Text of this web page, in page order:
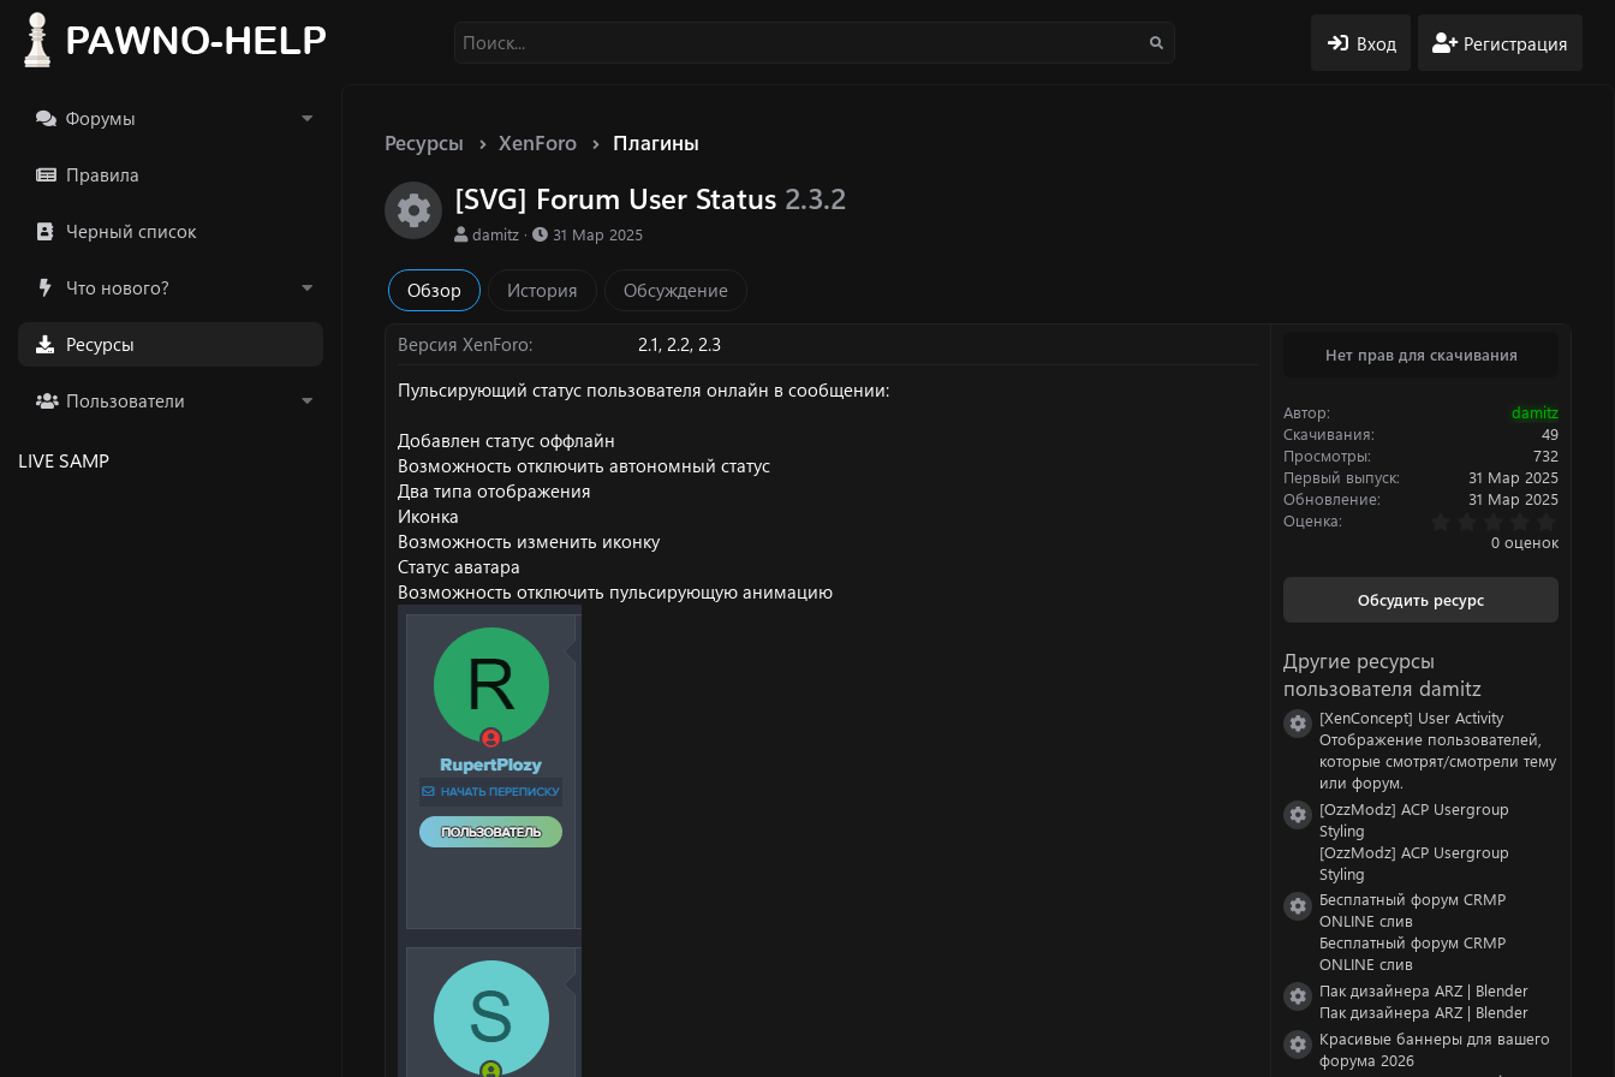
Вход Регистрация
Форумы
Правила
Черный список
Что нового?
Ресурсы
Пользователи
LIVE SAMP
Ресурсы XenForo Плагины
Иконка ресурса
[SVG] Forum User Status 2.3.2
А
т
о
damitz
Д
а
д
и
я
31 Мар 2025
Обзор История Обсуждение
Версия XenForo 2.1 2.2 2.3
Пульсирующий статус пользователя онлайн в сообщении:
Добавлен статус оффлайн
Возможность отключить автономный статус
Два типа отображения
Иконка
Возможность изменить иконку
Статус аватара
Возможность отключить пульсирующую анимацию
Нет прав для скачивания
Автор
damitz
Скачивания
49
Просмотры
732
Первый выпуск
31 Мар 2025
Обновление
31 Мар 2025
Оценка
.
0
0 оценок
Обсудить ресурс
Другие ресурсы
пользователя damitz
Иконка ресурса
[XenConcept] User Activity
Отображение пользователей,
которые смотрят/смотрели тему
или форум.
Иконка ресурса
[OzzModz] ACP Usergroup
Styling
[OzzModz] ACP Usergroup
Styling
Иконка ресурса
Бесплатный форум CRMP
ONLINE слив
Бесплатный форум CRMP
ONLINE слив
Иконка ресурса
Пак дизайнера ARZ | Blender
Пак дизайнера ARZ | Blender
Иконка ресурса
Красивые баннеры для вашего
форума 2026